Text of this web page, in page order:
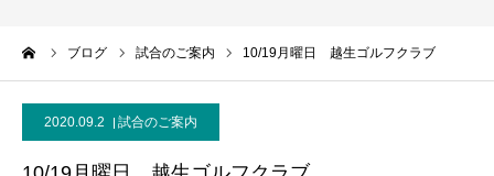
ブログ 試合のご案内 10/19月曜日 越生ゴルフクラブ
2020.09.2 試合のご案内